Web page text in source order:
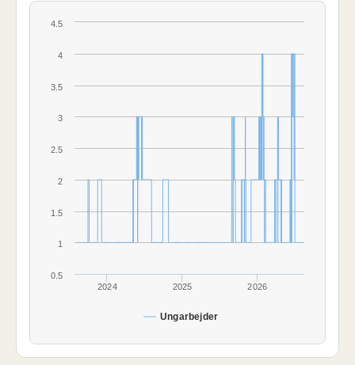
Ungarbejder
2024 2025 2026
0.5
1
1.5
2
2.5
3
3.5
4
4.5